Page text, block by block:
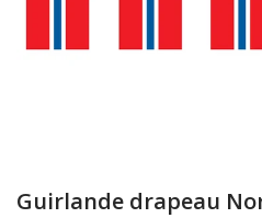
Guirlande drapeau